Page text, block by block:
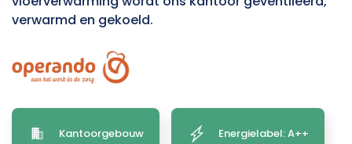
verwarmd en gekoeld.
Kantoorgebouw Energielabel: A++